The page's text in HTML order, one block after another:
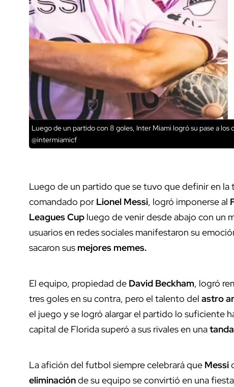
Luego de un partido con 8 goles, Inter Miami logró su pase a los
@intermiamicf
Luego de un partido que se tuvo que definir en la
comandado por Lionel Messi, logró imponerse al
Leagues Cup luego de venir desde abajo con un
usuarios en redes sociales manifestaron su
sacaron sus mejores memes.
El equipo, propiedad de David Beckham, logró
tres goles en su contra, pero el talento del astro
el juego y se logró alargar el partido lo suficiente
capital de Florida superó a sus rivales en una
La afición del futbol siempre celebrará que Messi
eliminaciónde su equipo se convirtió en una